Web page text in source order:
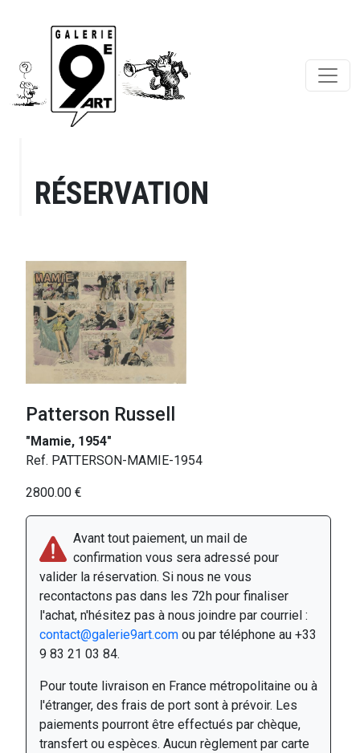
RÉSERVATION
Patterson Russell
"Mamie, 1954"
Ref. PATTERSON-MAMIE-1954
2800.00 €
Avant tout paiement, un mail de
confirmation vous sera adressé pour
valider la réservation. Si nous ne vous
recontactons pas dans les 72h pour finaliser
l'achat, n'hésitez pas à nous joindre par courriel :
contact@galerie9art.com ou par téléphone au +33
9 83 21 03 84.
Pour toute livraison en France métropolitaine ou à
l'étranger, des frais de port sont à prévoir. Les
paiements pourront être effectués par chèque,
transfert ou espèces. Aucun règlement par carte